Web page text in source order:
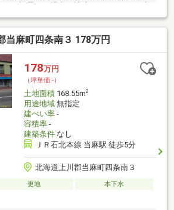
ルを設置する場合、補助があります！□融
グを設置する場合、補助があります！□
料など、充実した子育て支援がありま
入しやすい金額にしました！
当麻町四条南３ 178万円
178万円
（坪単価:-）
土地面積168.55m2
用途地域無指定
建ぺい率-
容積率-
建築条件なし
ＪＲ石北本線 当麻駅 徒歩5分
北海道上川郡当麻町四条南３
更地
本下水